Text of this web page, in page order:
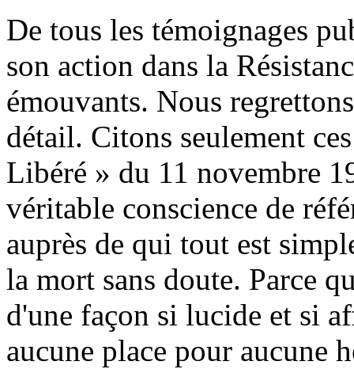
De tous les témoignages
son action dans la
émouvants. Nous
détail. Citons seulement
Libéré » du 11 novembre
véritable conscience de
auprès de qui tout est
la mort sans doute. Parce
d'une façon si lucide et si
aucune place pour aucune